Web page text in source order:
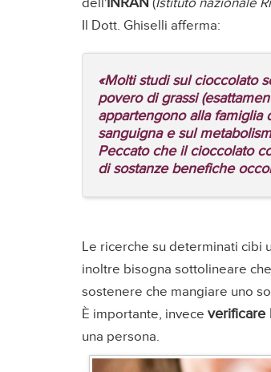
dell'
(Istituto nazionale
Il Dott. Ghiselli afferma:
«Molti studi sul cioccolato
povero di grassi
appartengono alla famiglia
sanguigna e sul
Peccato che il cioccolato
di sostanze benefiche
Le ricerche su determinati cibi
inoltre bisogna sottolineare
sostenere che mangiare uno
È importante, invece verificare
una persona.